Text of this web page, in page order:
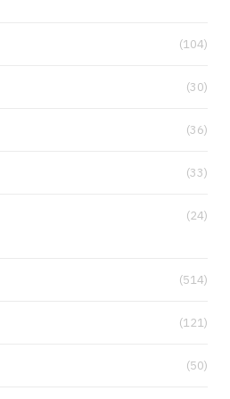
(104)
(30)
(36)
(33)
(24)
(514)
(121)
(50)